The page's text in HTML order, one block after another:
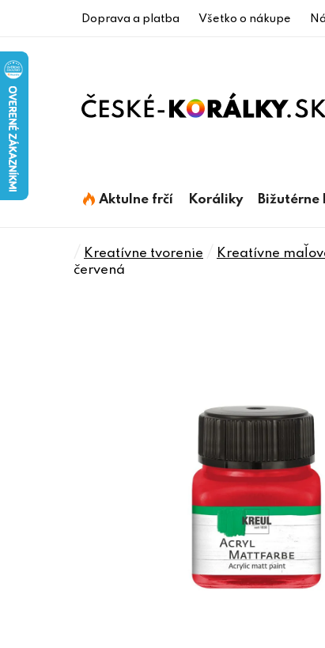
Doprava a platba Všetko o nákupe
Aktulne frčí Koráliky Bižutérne
Domov
Kreatívne tvorenie Kreatívne
červená